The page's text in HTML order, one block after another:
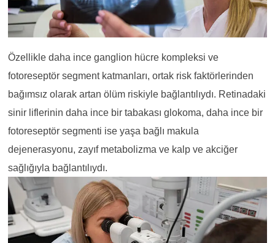
Özellikle daha ince ganglion hücre kompleksi ve
fotoreseptör segment katmanları, ortak risk faktörlerinden
bağımsız olarak artan ölüm riskiyle bağlantılıydı. Retinadaki
sinir liflerinin daha ince bir tabakası glokoma, daha ince bir
fotoreseptör segmenti ise yaşa bağlı makula
dejenerasyonu, zayıf metabolizma ve kalp ve akciğer
sağlığıyla bağlantılıydı.